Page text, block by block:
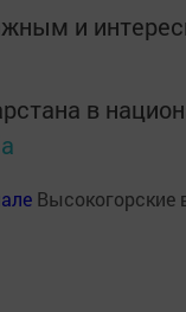
и
в
Высокогорские